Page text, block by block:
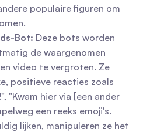
populaire figuren om
Bot: Deze bots worden
de waargenomen
video te vergroten. Ze
positieve reacties zoals
"Kwam hier via [een ander
een reeks emoji's.
lijken, manipuleren ze het